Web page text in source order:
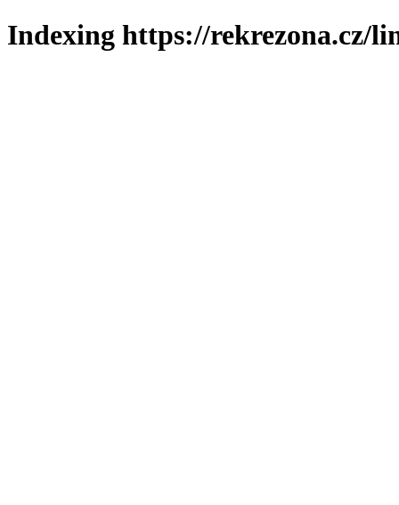
Indexing https://rekrezona.cz/